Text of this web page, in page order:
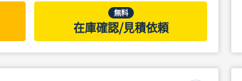
無料
在庫確認/見積依頼